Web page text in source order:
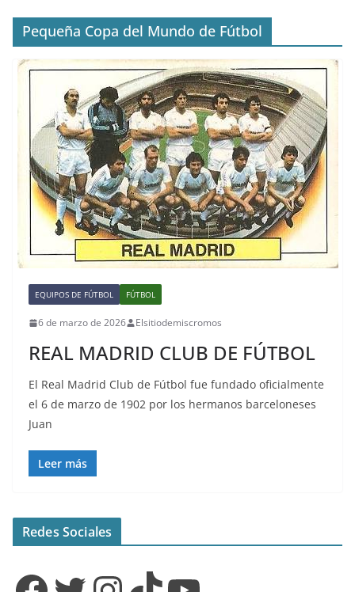
Pequeña Copa del Mundo de Fútbol
EQUIPOS DE FÚTBOL FÚTBOL
6 de marzo de 2026 Elsitiodemiscromos
REAL MADRID CLUB DE FÚTBOL
El Real Madrid Club de Fútbol fue fundado oficialmente
el 6 de marzo de 1902 por los hermanos barceloneses
Juan
Leer más
Redes Sociales